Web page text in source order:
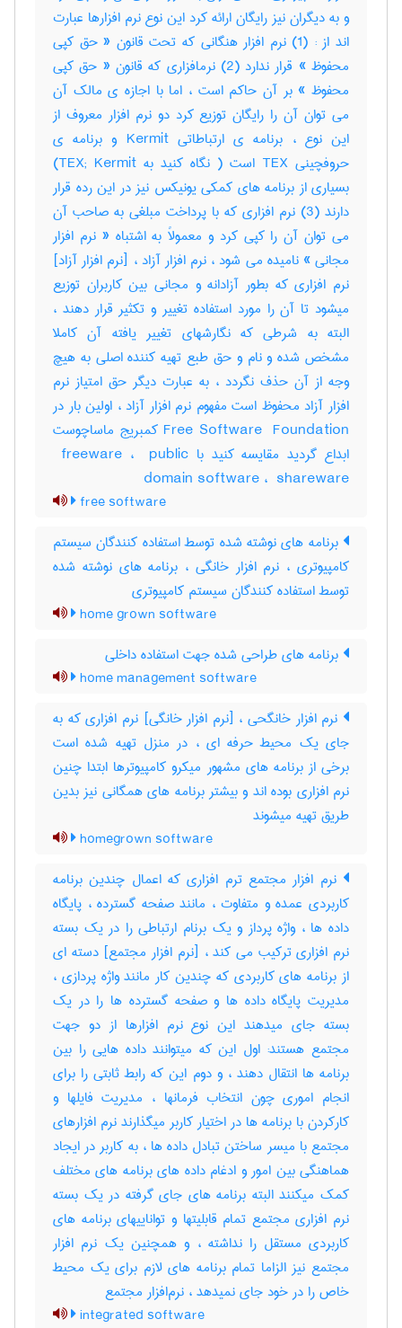
و به دیگران نیز رایگان ارائه کرد این نوع نرم افزارها عبارت
اند از : (1) نرم افزار هنگانی که تحت قانون « حق کپی
محفوظ » قرار ندارد (2) نرمافزاری که قانون « حق کپی
محفوظ » بر آن حاکم است ، اما با اجازه ی مالک آن
می توان آن را رایگان توزیع کرد دو نرم افزار معروف از
این نوع ، برنامه ی ارتباطاتی Kermit و برنامه ی
حروفچینی TEX است ( نگاه کنید به TEX; Kermit)
بسیاری از برنامه های کمکی یونیکس نیز در این رده قرار
دارند (3) نرم افزاری که با پرداخت مبلغی به صاحب آن
می توان آن را کپی کرد و معمولاً به اشتباه « نرم افزار
مجانی » نامیده می شود ، نرم افزار آزاد ، [نرم افزار آزاد]
نرم افزاری که بطور آزادانه و مجانی بین کاربران توزیع
میشود تا آن را مورد استفاده تغییر و تکثیر قرار دهند ،
البته به شرطی که نگارشهای تغییر یافته آن کاملا
مشخص شده و نام و حق طبع تهیه کننده اصلی به هیچ
وجه از آن حذف نگردد ، به عبارت دیگر حق امتیاز نرم
افزار آزاد محفوظ است مفهوم نرم افزار آزاد ، اولین بار در
‎Free Software ‎ Foundation کمبریج ماساچوست
ابداع گردید مقایسه کنید با ‎ freeware ، ‎ public
domain software ، ‎ shareware
free software
برنامه های نوشته شده توسط استفاده کنندگان سیستم
کامپیوتری ، نرم افزار خانگی ، برنامه های نوشته شده
توسط استفاده کنندگان سیستم کامپیوتری
home grown software
برنامه های طراحی شده جهت استفاده داخلی
home management software
نرم افزار خانگحی ، [نرم افزار خانگی] نرم افزاری که به
جای یک محیط حرفه ای ، در منزل تهیه شده است
برخی از برنامه های مشهور میکرو کامپیوترها ابتدا چنین
نرم افزاری بوده اند و بیشتر برنامه های همگانی نیز بدین
طریق تهیه میشوند
homegrown software
نرم افزار مجتمع ترم افزاری که اعمال چندین برنامه
کاربردی عمده و متفاوت ، مانند صفحه گسترده ، پایگاه
داده ها ، واژه پرداز و یک برنام ارتباطی را در یک بسته
نرم افزاری ترکیب می کند ، [نرم افزار مجتمع] دسته ای
از برنامه های کاربردی که چندین کار مانند واژه پردازی ،
مدیریت پایگاه داده ها و صفحه گسترده ها را در یک
بسته جای میدهند این نوع نرم افزارها از دو جهت
مجتمع هستند: اول این که میتوانند داده هایی را بین
برنامه ها انتقال دهند ، و دوم این که رابط ثابتی را برای
انجام اموری چون انتخاب فرمانها ، مدیریت فایلها و
کارکردن با برنامه ها در اختیار کاربر میگذارند نرم افزارهای
مجتمع با میسر ساختن تبادل داده ها ، به کاربر در ایجاد
هماهنگی بین امور و ادغام داده های برنامه های مختلف
کمک میکنند البته برنامه های جای گرفته در یک بسته
نرم افزاری مجتمع تمام قابلیتها و تواناییهای برنامه های
کاربردی مستقل را نداشته ، و همچنین یک نرم افزار
مجتمع نیز الزاما تمام برنامه های لازم برای یک محیط
خاص را در خود جای نمیدهد ، نرم‌افزار مجتمع
integrated software